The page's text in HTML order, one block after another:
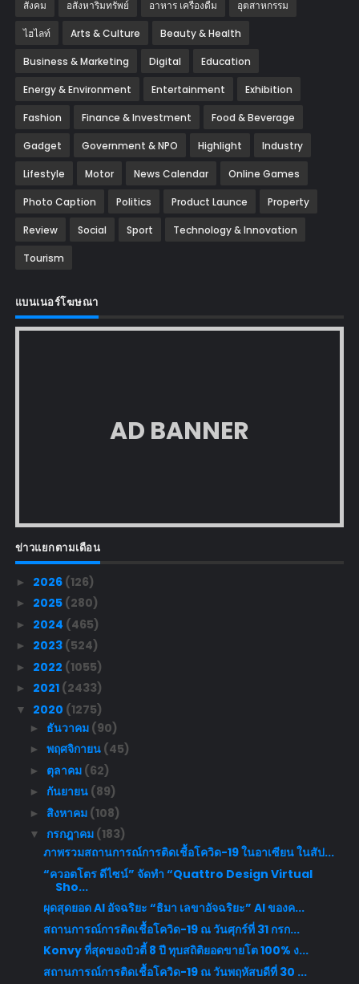
สังคม อสังหาริมทรัพย์ อาหาร เครื่องดื่ม อุตสาหกรรม
ไฮไลท์ Arts & Culture Beauty & Health
Business & Marketing Digital Education
Energy & Environment Entertainment Exhibition
Fashion Finance & Investment Food & Beverage
Gadget Government & NPO Highlight Industry
Lifestyle Motor News Calendar Online Games
Photo Caption Politics Product Launce Property
Review Social Sport Technology & Innovation
Tourism
แบนเนอร์โฆษณา
AD BANNER
ข่าวแยกตามเดือน
► 2026 (126)
► 2025 (280)
► 2024 (465)
► 2023 (524)
► 2022 (1055)
► 2021 (2433)
▼ 2020 (1275)
► ธันวาคม (90)
► พฤศจิกายน (45)
► ตุลาคม (62)
► กันยายน (89)
► สิงหาคม (108)
▼ กรกฎาคม (183)
ภาพรวมสถานการณ์การติดเชื้อโควิด-19 ในอาเซียน ในสัป...
“ควอตโตร ดีไซน์” จัดทำ “Quattro Design Virtual
Sho...
ผุดสุดยอด AI อัจฉริยะ “ธิมา เลขาอัจฉริยะ” AI ของค...
สถานการณ์การติดเชื้อโควิด-19 ณ วันศุกร์ที่ 31 กรก...
Konvy ที่สุดของบิวตี้ 8 ปี ทุบสถิติยอดขายโต 100% ง...
สถานการณ์การติดเชื้อโควิด-19 ณ วันพฤหัสบดีที่ 30 ...